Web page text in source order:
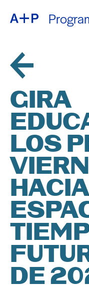
DE
普通
日本
GIRA
LOS
DE